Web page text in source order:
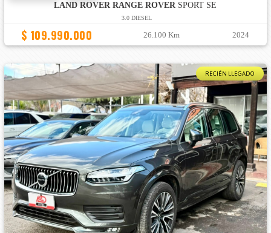
LAND ROVER RANGE ROVERSPORT SE
3.0 DIESEL
$ 109.990.000 26.100 Km 2024
RECIÉN LLEGADO